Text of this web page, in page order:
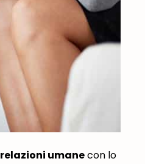
relazioni umanecon lo